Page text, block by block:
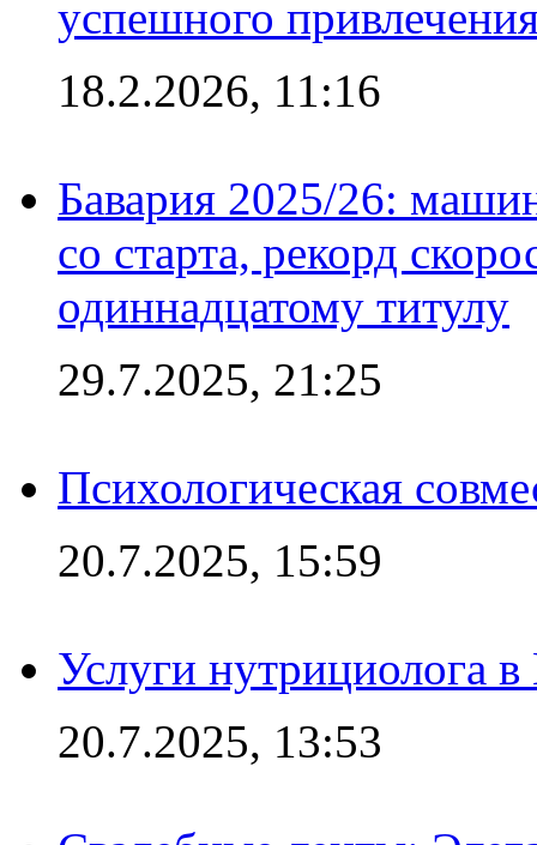
успешного
18.2.2026, 11:16
Бавария 2025/26:
со старта, рекорд
одиннадцатому титулу
29.7.2025, 21:25
Психологическая
20.7.2025, 15:59
Услуги нутрициолога
20.7.2025, 13:53